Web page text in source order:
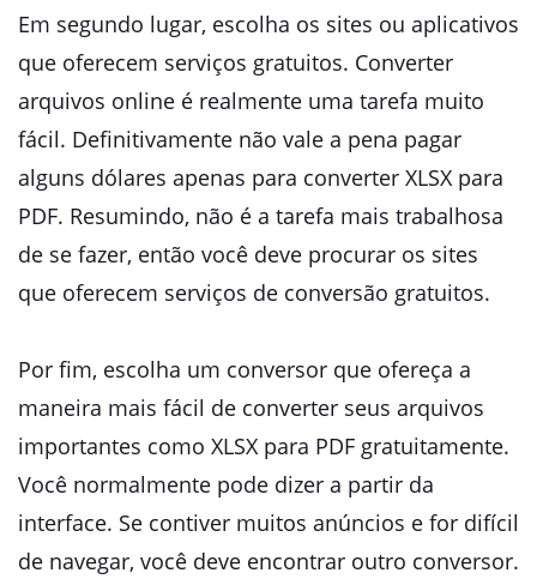
Em segundo lugar, escolha os sites ou aplicativos
que oferecem serviços gratuitos. Converter
arquivos online é realmente uma tarefa muito
fácil. Definitivamente não vale a pena pagar
alguns dólares apenas para converter XLSX para
PDF. Resumindo, não é a tarefa mais trabalhosa
de se fazer, então você deve procurar os sites
que oferecem serviços de conversão gratuitos.
Por fim, escolha um conversor que ofereça a
maneira mais fácil de converter seus arquivos
importantes como XLSX para PDF gratuitamente.
Você normalmente pode dizer a partir da
interface. Se contiver muitos anúncios e for difícil
de navegar, você deve encontrar outro conversor.